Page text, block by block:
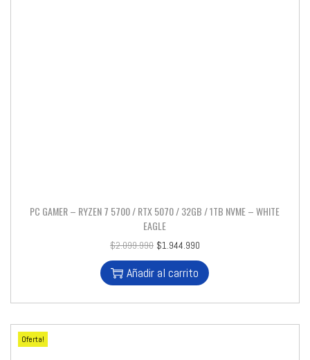
PC GAMER – RYZEN 7 5700 / RTX 5070 / 32GB / 1TB NVME – WHITE
EAGLE
$2.099.990 $1.944.990
Añadir al carrito
Oferta!